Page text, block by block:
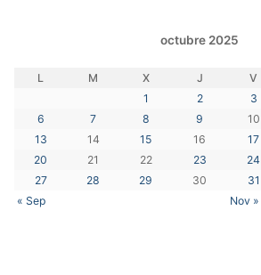
octubre 2025
L M X J V
« Sep Nov »
1 2 3
6
7 8 9 10
13
14 15 16 17
20
21 22 23 24
27
28 29 30 31